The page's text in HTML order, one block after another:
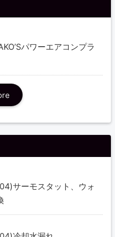
パワーエアコンプラ
サーモスタット、ウォ